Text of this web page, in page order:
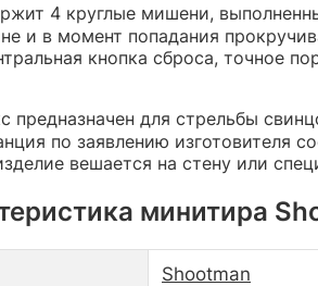
4 круглые мишени,
и в момент попадания
кнопка сброса, точное
предназначен для стрельбы
по заявлению изготовителя
вешается на стену или
минитира
Shootman